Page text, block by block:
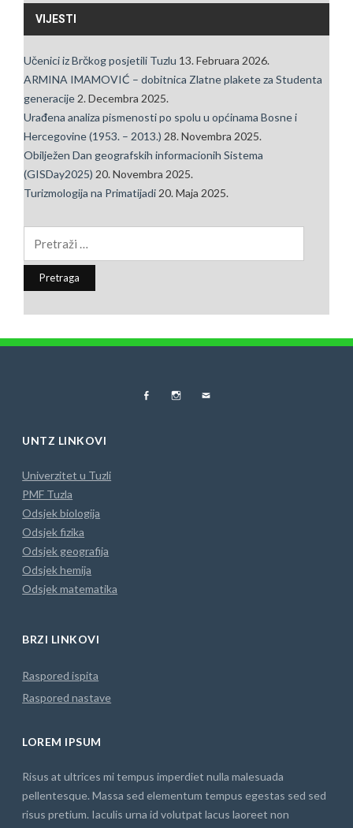
VIJESTI
Učenici iz Brčkog posjetili Tuzlu 13. Februara 2026.
ARMINA IMAMOVIĆ – dobitnica Zlatne plakete za Studenta
generacije 2. Decembra 2025.
Urađena analiza pismenosti po spolu u općinama Bosne i
Hercegovine (1953. – 2013.) 28. Novembra 2025.
Obilježen Dan geografskih informacionih Sistema
(GISDay2025) 20. Novembra 2025.
Turizmologija na Primatijadi 20. Maja 2025.
UNTZ LINKOVI
Univerzitet u Tuzli
PMF Tuzla
Odsjek biologija
Odsjek fizika
Odsjek geografija
Odsjek hemija
Odsjek matematika
BRZI LINKOVI
Raspored ispita
Raspored nastave
LOREM IPSUM
Risus at ultrices mi tempus imperdiet nulla malesuada
pellentesque. Massa sed elementum tempus egestas sed sed
risus pretium. Iaculis urna id volutpat lacus laoreet non